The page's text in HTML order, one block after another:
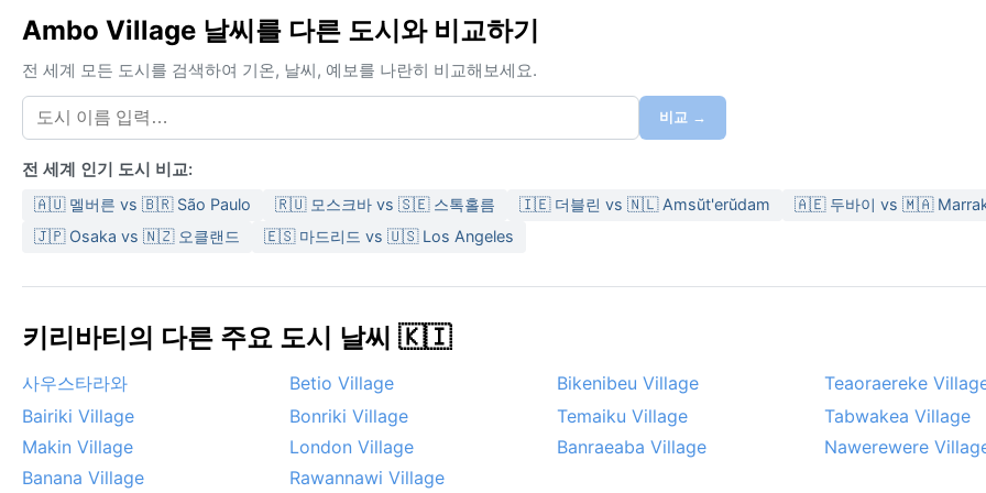
Ambo Village 날씨를 다른 도시와 비교하기
전 세계 모든 도시를 검색하여 기온, 날씨, 예보를 나란히 비교해보세요.
비교 →
전 세계 인기 도시 비교:
🇦🇺 멜버른 vs 🇧🇷 São Paulo 🇷🇺 모스크바 vs 🇸🇪 스톡홀름 🇮🇪 더블린 vs 🇳🇱 Amsŭt'erŭdam
🇦🇪 두바이 vs 🇲🇦
🇯🇵 Osaka vs 🇳🇿 오클랜드
🇪🇸 마드리드 vs 🇺🇸 Los Angeles
키리바티의 다른 주요 도시 날씨 🇰🇮
사우스타라와 Betio Village Bikenibeu Village
Teaoraereke
Bairiki Village
Bonriki Village Temaiku Village
Tabwakea Village
Makin Village
London Village Banraeaba Village
Nawerewere
Banana Village
Rawannawi Village